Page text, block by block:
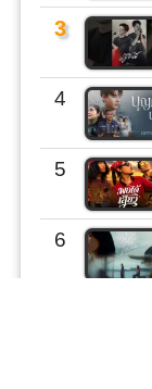
3
4
5
6